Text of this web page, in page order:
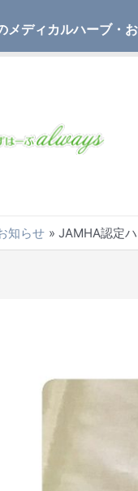
メディカルハーブ・
知らせ JAMHA認定